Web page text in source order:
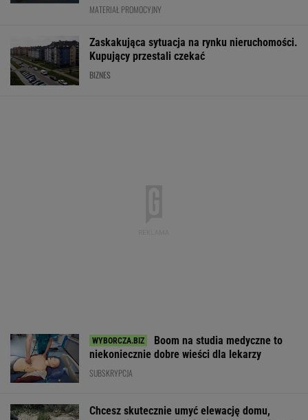
MATERIAŁ PROMOCYJNY
Zaskakująca sytuacja na rynku nieruchomości.
Kupujący przestali czekać
BIZNES
Boom na studia medyczne to
niekoniecznie dobre wieści dla lekarzy
SUBSKRYPCJA
Chcesz skutecznie umyć elewację domu,